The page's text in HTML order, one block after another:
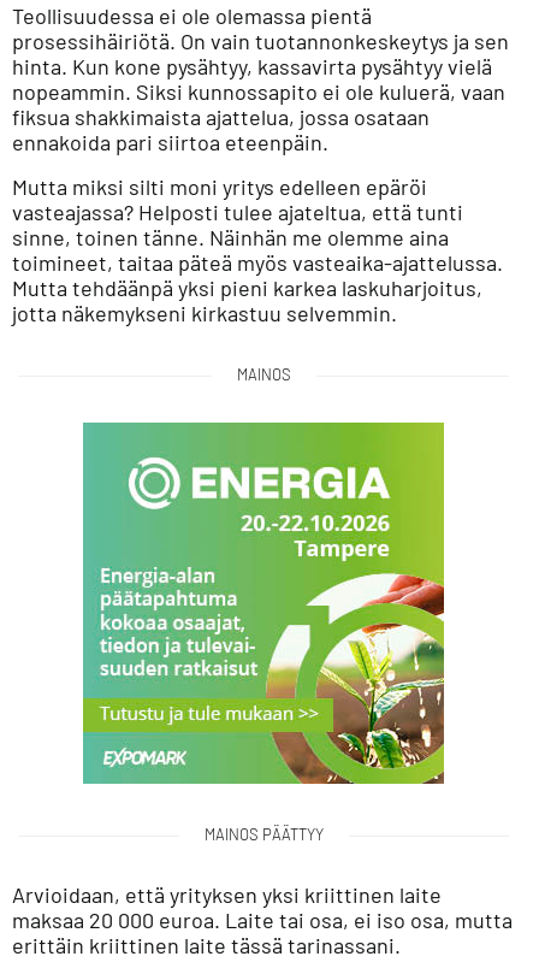
Teollisuudessa ei ole olemassa pientä
prosessihäiriötä. On vain tuotannonkeskeytys ja sen
hinta. Kun kone pysähtyy, kassavirta pysähtyy vielä
nopeammin. Siksi kunnossapito ei ole kuluerä, vaan
fiksua shakkimaista ajattelua, jossa osataan
ennakoida pari siirtoa eteenpäin.
Mutta miksi silti moni yritys edelleen epäröi
vasteajassa? Helposti tulee ajateltua, että tunti
sinne, toinen tänne. Näinhän me olemme aina
toimineet, taitaa päteä myös vasteaika-ajattelussa.
Mutta tehdäänpä yksi pieni karkea laskuharjoitus,
jotta näkemykseni kirkastuu selvemmin.
MAINOS
MAINOS PÄÄTTYY
Arvioidaan, että yrityksen yksi kriittinen laite
maksaa 20 000 euroa. Laite tai osa, ei iso osa, mutta
erittäin kriittinen laite tässä tarinassani.